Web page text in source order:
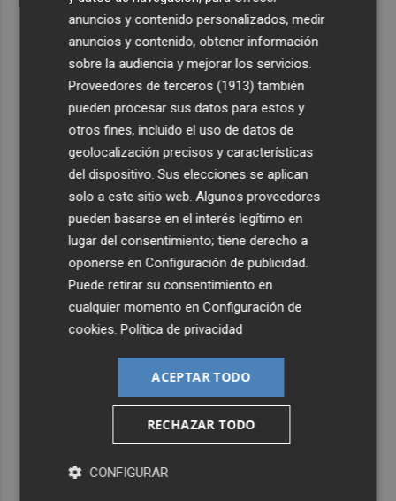
anuncios y contenido personalizados, medir
anuncios y contenido, obtener información
sobre la audiencia y mejorar los servicios.
Proveedores de terceros (1913) también
pueden procesar sus datos para estos y
otros fines, incluido el uso de datos de
geolocalización precisos y características
del dispositivo. Sus elecciones se aplican
solo a este sitio web. Algunos proveedores
pueden basarse en el interés legítimo en
lugar del consentimiento; tiene derecho a
oponerse enConfiguración de publicidad
Puede retirar su consentimiento en
cualquier momento enConfiguración de
cookies .Política de privacidad
ACEPTAR TODO
RECHAZAR TODO
CONFIGURAR